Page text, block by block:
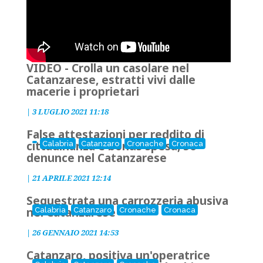
VIDEO - Crolla un casolare nel
Catanzarese, estratti vivi dalle
macerie i proprietari
| 3 LUGLIO 2021 11:18
Calabria Catanzaro Cronache Cronaca
False attestazioni per reddito di
cittadinanza e bonus spesa, 56
denunce nel Catanzarese
| 21 APRILE 2021 12:14
Calabria Catanzaro Cronache Cronaca
Sequestrata una carrozzeria abusiva
nel Catanzarese
| 26 GENNAIO 2021 14:53
Catanzaro, positiva un'operatrice